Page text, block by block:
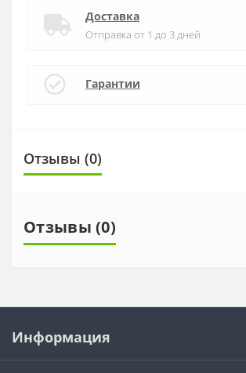
Доставка
Отправка от 1 до 3 дней
Гарантии
Отзывы (0)
Отзывы (0)
Информация